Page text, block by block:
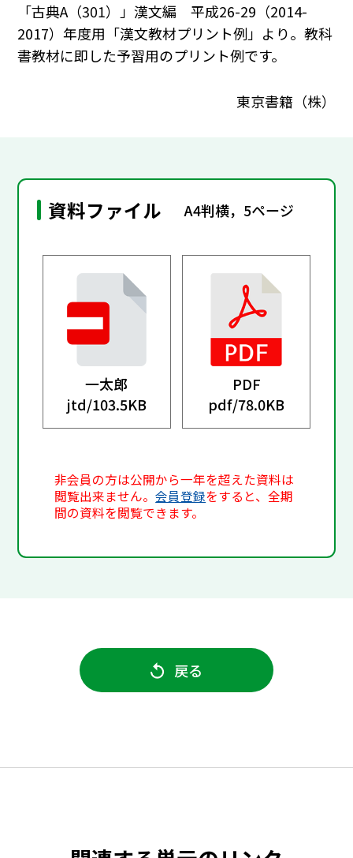
「古典A（301）」漢文編 平成26-29（2014-
2017）年度用「漢文教材プリント例」より。教科
書教材に即した予習用のプリント例です。
東京書籍（株）
資料ファイル A4判横，5ページ
一太郎
jtd/103.5KB
PDF
pdf/78.0KB
非会員の方は公開から一年を超えた資料は
閲覧出来ません。会員登録をすると、全期
間の資料を閲覧できます。
戻る